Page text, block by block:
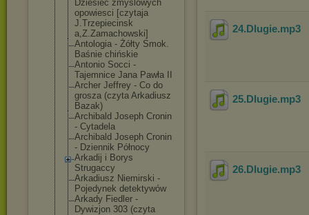
Dziesiec zmyslowych
opowiesci [czytaja
J.Trzepiecinsk
a,Z.Zamachowski]
Antologia - Żółty Smok.
Baśnie chińskie
Antonio Socci -
Tajemnice Jana Pawła II
Archer Jeffrey - Co do
grosza (czyta Arkadiusz
Bazak)
Archibald Joseph Cronin
- Cytadela
Archibald Joseph Cronin
- Dziennik Północy
Arkadij i Borys
Strugaccy
Arkadiusz Niemirski -
Pojedynek detektywów
Arkady Fiedler -
Dywizjon 303 (czyta
24.Dlugie.mp3
25.Dlugie.mp3
26.Dlugie.mp3